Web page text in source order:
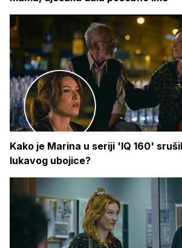
Kako je Marina u seriji 'IQ 160'
lukavog ubojice?